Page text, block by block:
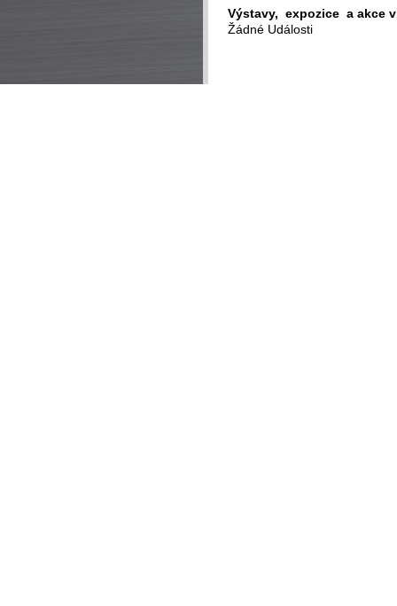
Výstavy, expozice a akce v
Žádné Události